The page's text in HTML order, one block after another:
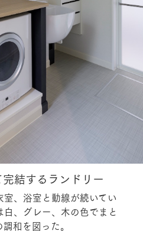
結するランドリー
、浴室と動線が続いてい
、グレー、木の色でまと
和を図った。